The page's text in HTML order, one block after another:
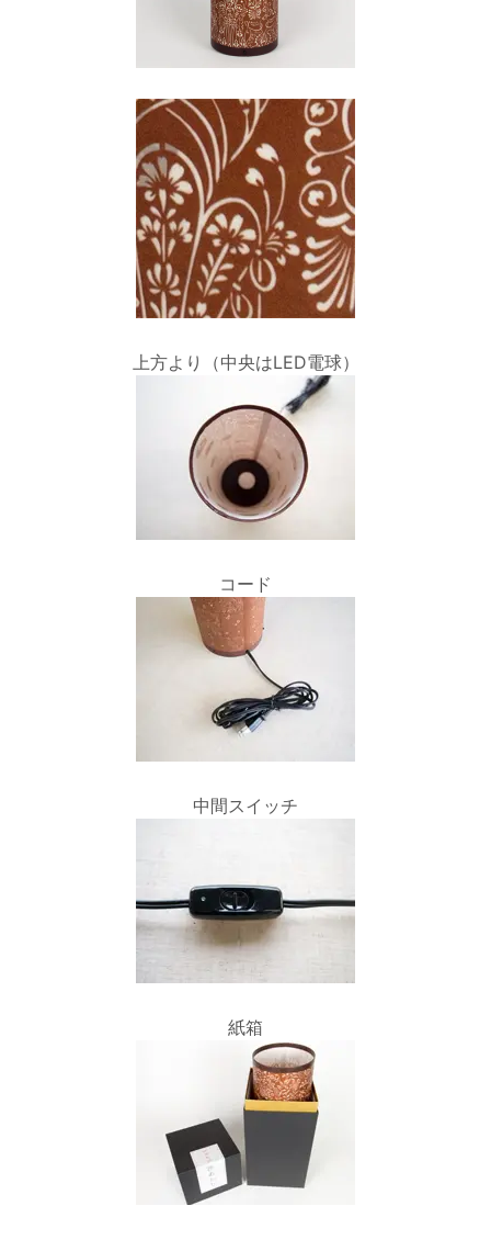
上方より（中央はLED電球）
コード
中間スイッチ
紙箱